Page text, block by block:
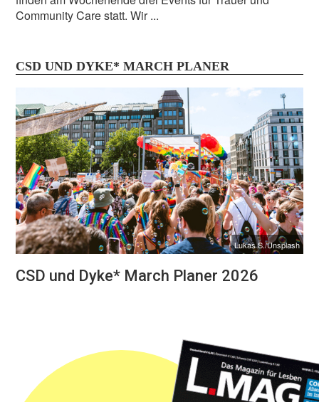
Community Care statt. Wir ...
CSD UND DYKE* MARCH PLANER
Lukas S./Unsplash
CSD und Dyke* March Planer 2026